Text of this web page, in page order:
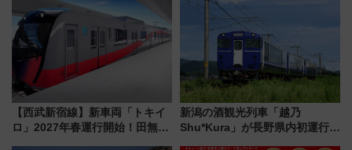
【西武新宿線】新車両「トキイ
ロ」2027年春運行開始！田無・
新潟の酒観光列車「越乃
Shu*Kura」が長野県内初運行！